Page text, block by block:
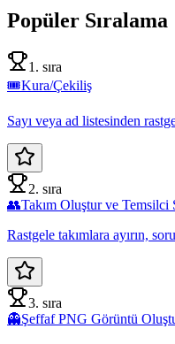
Popüler Sıralama
1. sıra
🎟️Kura/Çekiliş
Sayı veya ad listesinden
2. sıra
👥Takım Oluştur ve Temsilci
Rastgele takımlara ayırın,
3. sıra
👻Şeffaf PNG Görüntü